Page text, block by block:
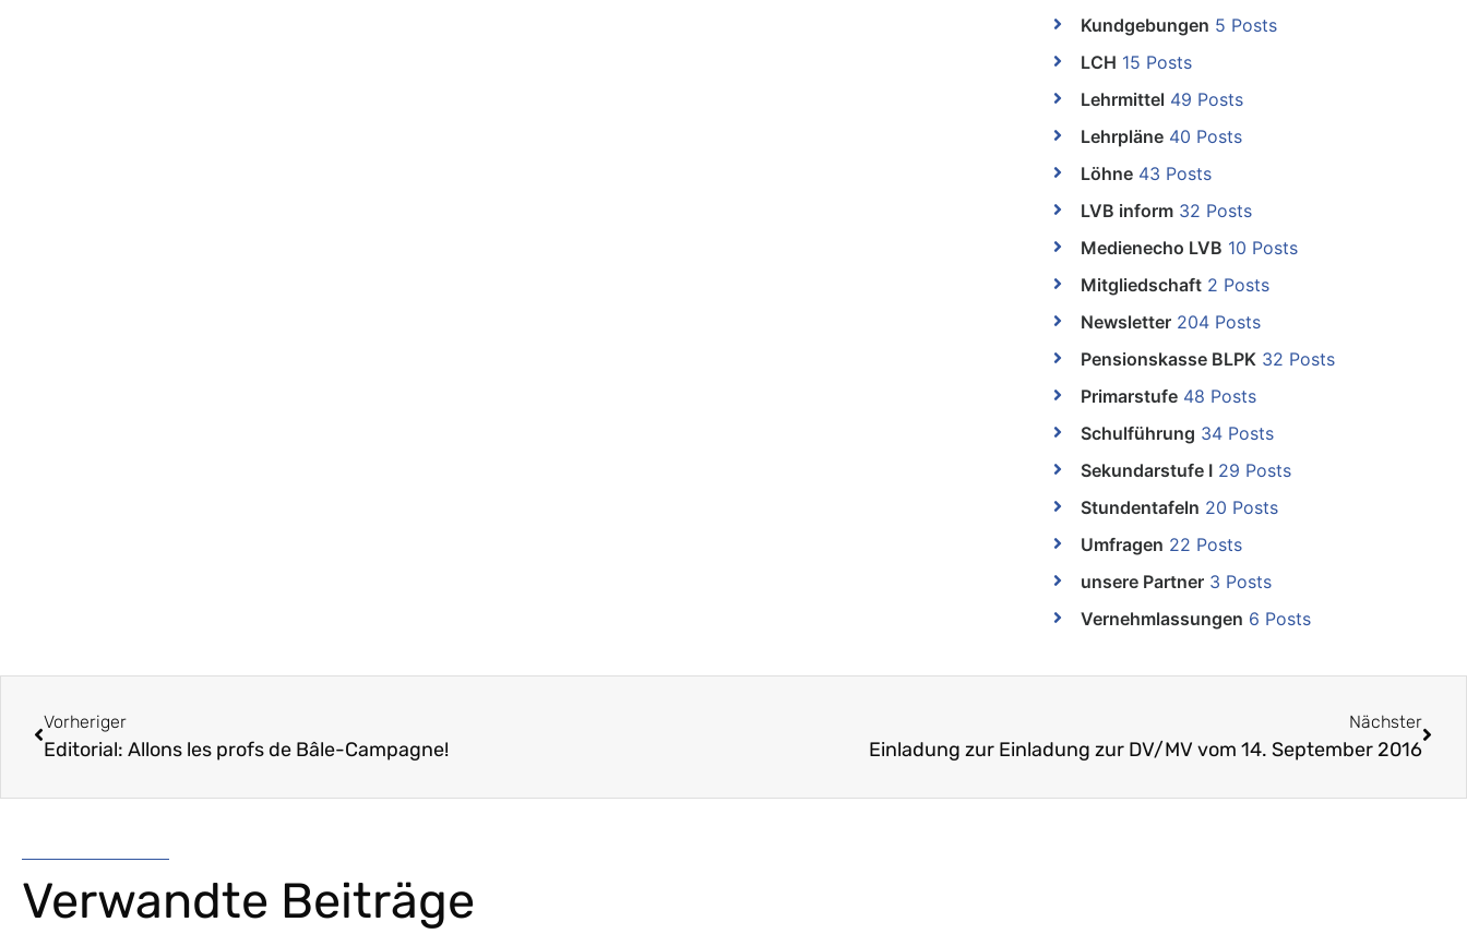
Kundgebungen 5 Posts
LCH 15 Posts
Lehrmittel 49 Posts
Lehrpläne 40 Posts
Löhne 43 Posts
LVB inform 32 Posts
Medienecho LVB 10 Posts
Mitgliedschaft 2 Posts
Newsletter 204 Posts
Pensionskasse BLPK 32 Posts
Primarstufe 48 Posts
Schulführung 34 Posts
Sekundarstufe I 29 Posts
Stundentafeln 20 Posts
Umfragen 22 Posts
unsere Partner 3 Posts
Vernehmlassungen 6 Posts
Vorheriger
Editorial: Allons les profs de Bâle-Campagne!
Nächster
Einladung zur Einladung zur DV/MV vom 14. September 2016
Verwandte Beiträge